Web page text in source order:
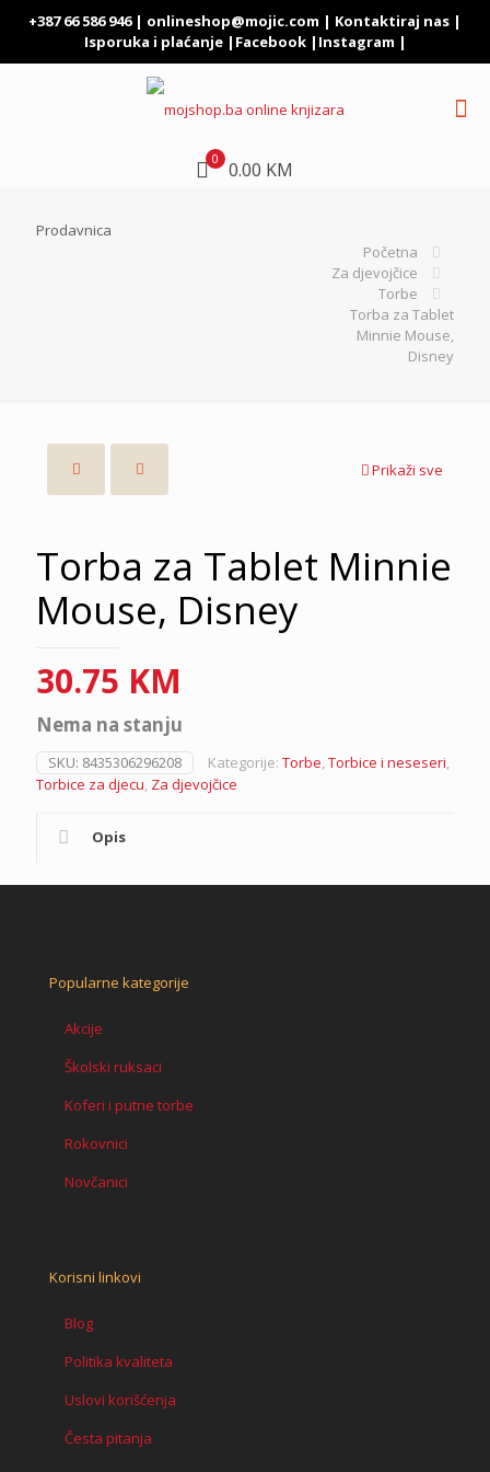
+387 66 586 946 | onlineshop@mojic.com | Kontaktiraj nas |
Isporuka i plaćanje| Facebook| Instagram |
0 0.00 KM
Prodavnica
Početna
Za djevojčice
Torbe
Torba za Tablet
Minnie Mouse,
Disney
Prikaži sve
Torba za Tablet Minnie
Mouse, Disney
30.75 KM
Nema na stanju
SKU: 8435306296208 Kategorije: Torbe Torbice i neseseri
Torbice za djecu Za djevojčice
Opis
Popularne kategorije
Akcije
Školski ruksaci
Koferi i putne torbe
Rokovnici
Novčanici
Korisni linkovi
Blog
Politika kvaliteta
Uslovi korišćenja
Česta pitanja